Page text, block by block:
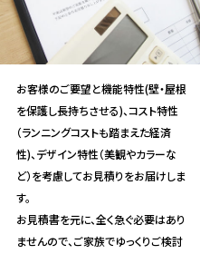
お客様のご要望と機能特性(壁・屋根
を保護し長持ちさせる)、コスト特性
（ランニングコストも踏まえた経済
性)、デザイン特性（美観やカラーな
ど）を考慮してお見積りをお届けしま
す。
お見積書を元に、全く急ぐ必要はあり
ませんので、ご家族でゆっくりご検討